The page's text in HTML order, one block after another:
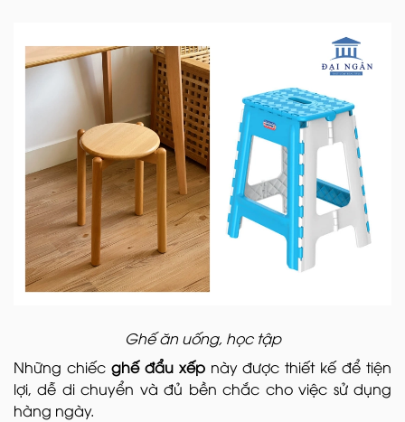
Ghế ăn uống, học tập
Những chiếcghế đẩu xếp này được thiết kế để tiện
lợi, dễ di chuyển và đủ bền chắc cho việc sử dụng
hàng ngày.